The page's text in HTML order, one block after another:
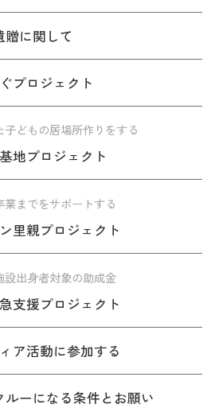
贈に関して
プロジェクト
どもの居場所作りをする
地プロジェクト
業までをサポートする
里親プロジェクト
設出身者対象の助成金
支援プロジェクト
ア活動に参加する
ルーになる条件とお願い